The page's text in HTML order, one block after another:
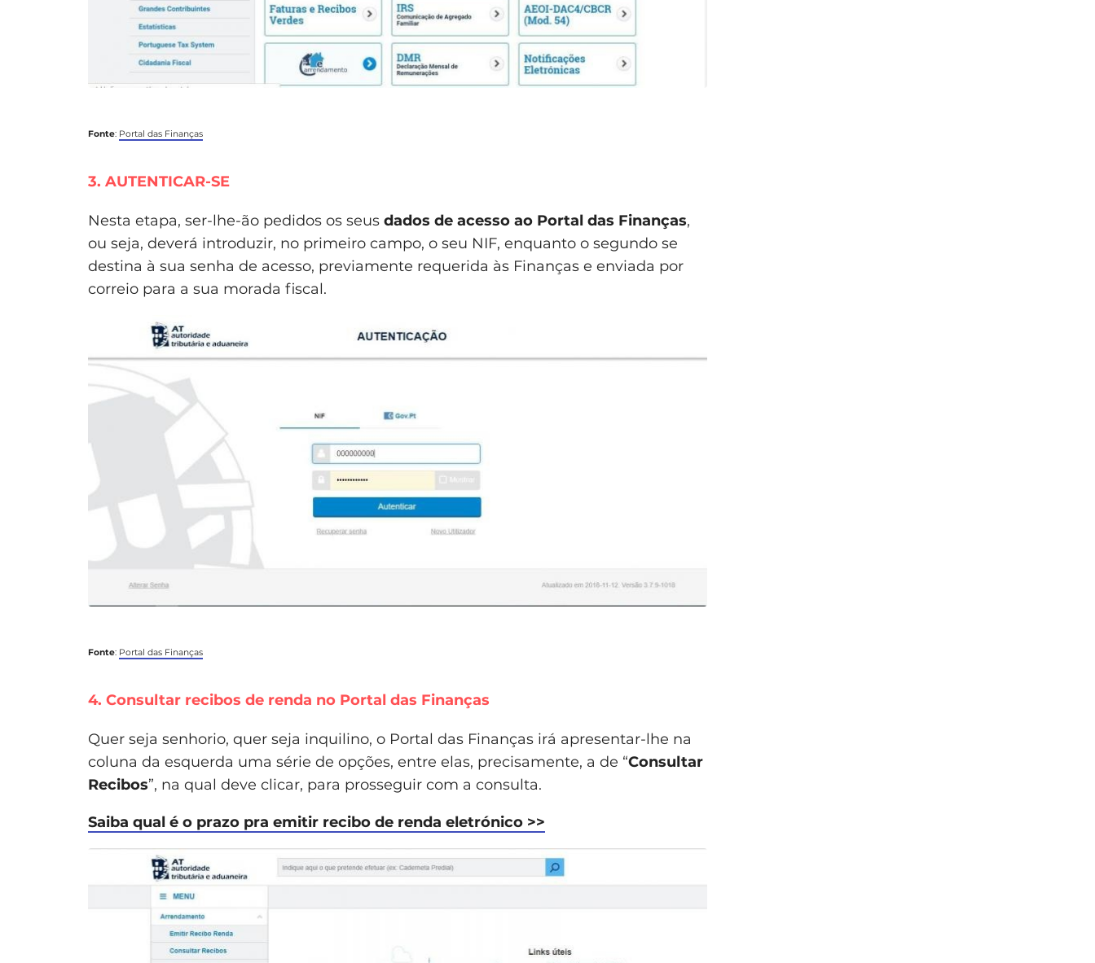
Fonte: Portal das Finanças
3. AUTENTICAR-SE
Nesta etapa, ser-lhe-ão pedidos os seus dados de acesso ao Portal das Finanças,
ou seja, deverá introduzir, no primeiro campo, o seu NIF, enquanto o segundo se
destina à sua senha de acesso, previamente requerida às Finanças e enviada por
correio para a sua morada fiscal.
Fonte: Portal das Finanças
4. Consultar recibos de renda no Portal das Finanças
Quer seja senhorio, quer seja inquilino, o Portal das Finanças irá apresentar-lhe na
coluna da esquerda uma série de opções, entre elas, precisamente, a de “Consultar
Recibos”, na qual deve clicar, para prosseguir com a consulta.
Saiba qual é o prazo pra emitir recibo de renda eletrónico >>